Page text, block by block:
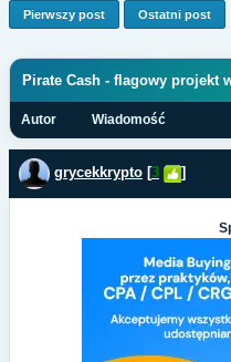
Pierwszy post Ostatni post
Pirate Cash - flagowy projekt
Autor Wiadomość
grycekkrypto [3 ]